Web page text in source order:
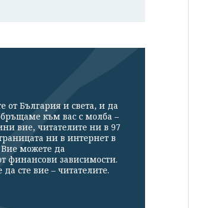
от България и света, и да
към вас с молба –
вие, читателите ни в 97
ни в интернет в
Вие можете да
финансови зависимости.
сте вие – читателите.